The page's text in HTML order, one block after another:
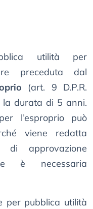
utilità per
preceduta dal
(art. 9 D.P.R.
la durata di 5 anni.
l’esproprio può
viene redatta
di approvazione
è necessaria
per pubblica utilità